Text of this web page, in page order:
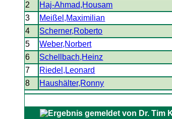
2
Haj-Ahmad,Housam
3
Meißel,Maximilian
4
Scherner,Roberto
5
Weber,Norbert
6
Schellbach,Heinz
7
Riedel,Leonard
8
Haushälter,Ronny